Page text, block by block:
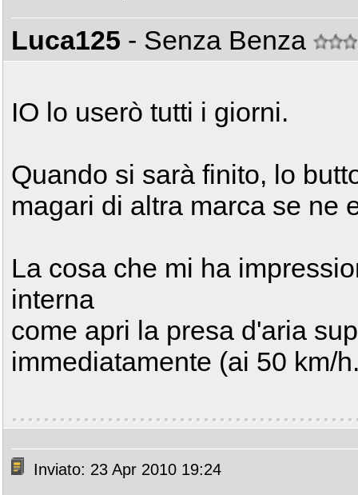
Luca125 - Senza Benza
IO lo userò tutti i giorni.
Quando si sarà finito, lo
magari di altra marca se ne
La cosa che mi ha
interna
come apri la presa d'aria
immediatamente (ai 50 km/
Inviato: 23 Apr 2010 19:24